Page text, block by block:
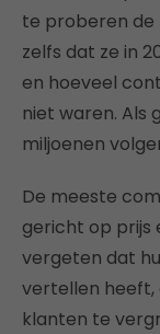
te proberen de
zelfs dat ze in
en hoeveel
niet waren. Als
miljoenen
De meeste
gericht op prijs
vergeten dat
vertellen heeft,
klanten te